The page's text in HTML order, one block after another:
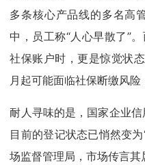
多条核心产品线的多名高
中，员工称“人心早散了”
社保账户时，更是惊觉状
月起可能面临社保断缴风险
耐人寻味的是，国家企业
目前的登记状态已悄然变
场监督管理局，市场传言其